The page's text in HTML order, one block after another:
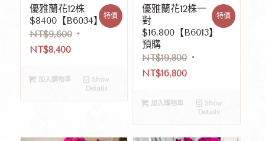
優雅蘭花12株
$8400【B6034】
NT$9,600
NT$8,400
特價
加入購物車
Show
Details
優雅蘭花12株一
對
$16,800【B6013】
預購
NT$19,800
NT$16,800
特價
加入購物車
Show
Details